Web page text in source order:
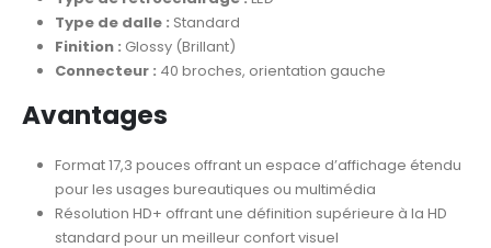
Type de dalle : Standard
Finition : Glossy (Brillant)
Connecteur : 40 broches, orientation gauche
Avantages
Format 17,3 pouces offrant un espace d’affichage étendu
pour les usages bureautiques ou multimédia
Résolution HD+ offrant une définition supérieure à la HD
standard pour un meilleur confort visuel